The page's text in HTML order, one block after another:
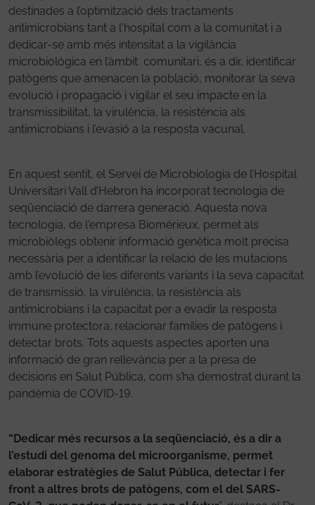
destinades a l’optimització dels tractaments
antimicrobians tant a l'hospital com a la comunitat i a
dedicar-se amb més intensitat a la vigilància
microbiològica en l’àmbit comunitari, és a dir, identificar
patògens que amenacen la població, monitorar la seva
evolució i propagació i vigilar el seu impacte en la
transmissibilitat, la virulència, la resistència als
antimicrobians i l’evasió a la resposta vacunal.
En aquest sentit, el Servei de Microbiologia de l’Hospital
Universitari Vall d’Hebron ha incorporat tecnologia de
seqüenciació de darrera generació. Aquesta nova
tecnologia, de l'empresa Biomérieux, permet als
microbiòlegs obtenir informació genètica molt precisa
necessària per a identificar la relació de les mutacions
amb l’evolució de les diferents variants i la seva capacitat
de transmissió, la virulència, la resistència als
antimicrobians i la capacitat per a evadir la resposta
immune protectora; relacionar famílies de patògens i
detectar brots. Tots aquests aspectes aporten una
informació de gran rellevància per a la presa de
decisions en Salut Pública, com s’ha demostrat durant la
pandèmia de COVID-19.
“Dedicar més recursos a la seqüenciació, és a dir a
l’estudi del genoma del microorganisme, permet
elaborar estratègies de Salut Pública, detectar i fer
front a altres brots de patògens, com el del SARS-